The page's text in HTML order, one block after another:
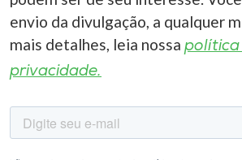
envio da divulgação, a qualquer
mais detalhes, leia nossa política
privacidade.